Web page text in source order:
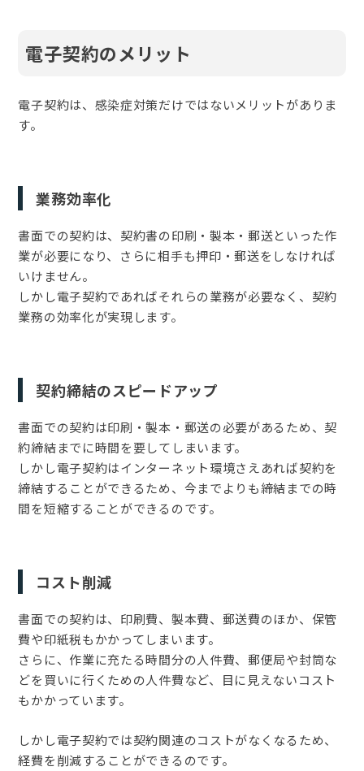
電子契約のメリット
電子契約は、感染症対策だけではないメリットがありま
す。
業務効率化
書面での契約は、契約書の印刷・製本・郵送といった作
業が必要になり、さらに相手も押印・郵送をしなければ
いけません。
しかし電子契約であればそれらの業務が必要なく、契約
業務の効率化が実現します。
契約締結のスピードアップ
書面での契約は印刷・製本・郵送の必要があるため、契
約締結までに時間を要してしまいます。
しかし電子契約はインターネット環境さえあれば契約を
締結することができるため、今までよりも締結までの時
間を短縮することができるのです。
コスト削減
書面での契約は、印刷費、製本費、郵送費のほか、保管
費や印紙税もかかってしまいます。
さらに、作業に充たる時間分の人件費、郵便局や封筒な
どを買いに行くための人件費など、目に見えないコスト
もかかっています。
しかし電子契約では契約関連のコストがなくなるため、
経費を削減することができるのです。